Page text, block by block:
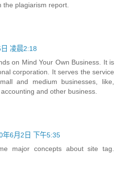
plagiarism report.
凌晨2:18
on Mind Your Own Business. It is
corporation. It serves the service
and medium businesses, like,
accounting and other business.
年6月2日 下午5:35
major concepts about site tag.